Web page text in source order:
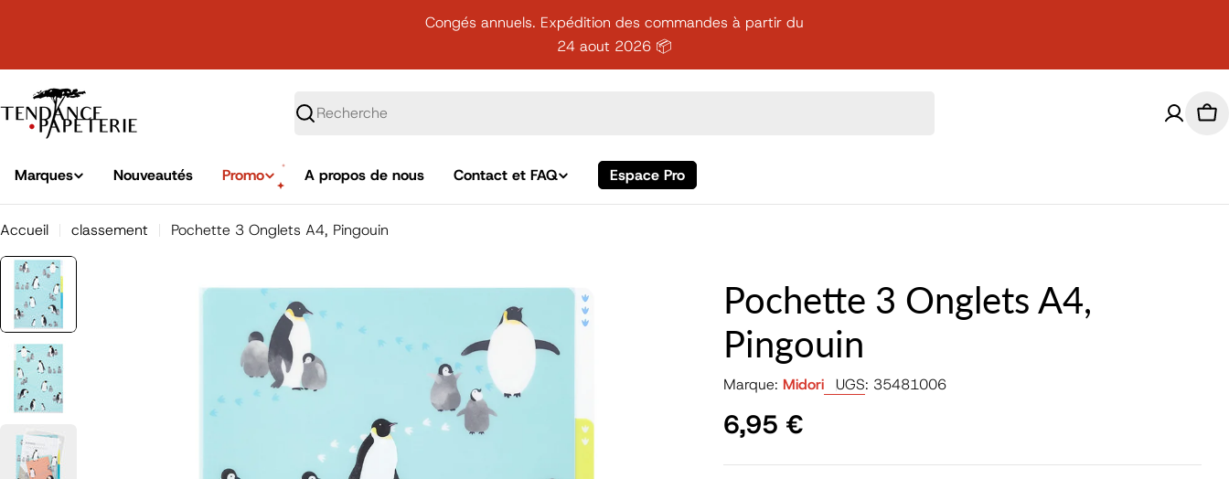
Congés annuels. Expédition des commandes à partir du
24 aout 2026 📦
Recherche
Marques Nouveautés Promo A propos de nous Contact et FAQ Espace Pro
Accueil classement Pochette 3 Onglets A4, Pingouin
Pochette 3 Onglets A4,
Pingouin
Marque: Midori UGS: 35481006
Prix
​​
6,95 €